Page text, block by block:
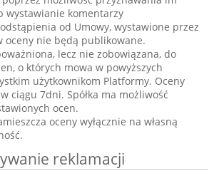
wystawianie komentarzy
od Umowy, wystawione przez
oceny nie będą publikowane.
lecz nie zobowiązana, do
o których mowa w powyższych
użytkownikom Platformy. Oceny
ciągu 7dni. Spółka ma możliwość
ocen.
oceny wyłącznie na własną
reklamacji